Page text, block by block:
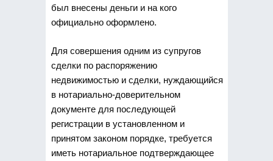
был внесены деньги и на кого
официально оформлено.
Для совершения одним из супругов
сделки по распоряжению
недвижимостью и сделки, нуждающийся
в нотариально-доверительном
документе для последующей
регистрации в установленном и
принятом законом порядке, требуется
иметь нотариальное подтверждающее